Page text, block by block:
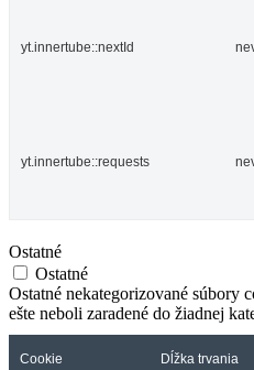
yt.innertube::nextId
yt.innertube::requests
Ostatné
Ostatné
Ostatné nekategorizované súbory
ešte neboli zaradené do žiadnej
Cookie Dĺžka trvania